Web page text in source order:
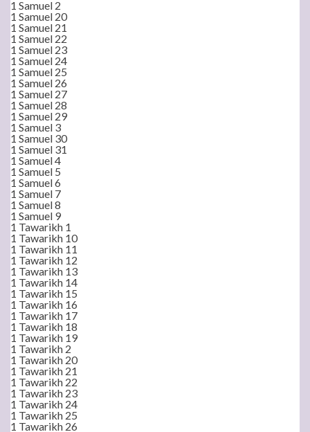
1 Samuel 2
1 Samuel 20
1 Samuel 21
1 Samuel 22
1 Samuel 23
1 Samuel 24
1 Samuel 25
1 Samuel 26
1 Samuel 27
1 Samuel 28
1 Samuel 29
1 Samuel 3
1 Samuel 30
1 Samuel 31
1 Samuel 4
1 Samuel 5
1 Samuel 6
1 Samuel 7
1 Samuel 8
1 Samuel 9
1 Tawarikh 1
1 Tawarikh 10
1 Tawarikh 11
1 Tawarikh 12
1 Tawarikh 13
1 Tawarikh 14
1 Tawarikh 15
1 Tawarikh 16
1 Tawarikh 17
1 Tawarikh 18
1 Tawarikh 19
1 Tawarikh 2
1 Tawarikh 20
1 Tawarikh 21
1 Tawarikh 22
1 Tawarikh 23
1 Tawarikh 24
1 Tawarikh 25
1 Tawarikh 26